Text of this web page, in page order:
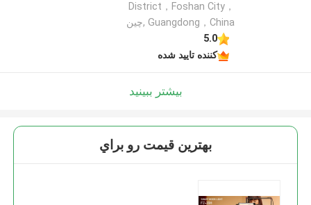
District，Foshan City，
Guangdong，China ,چین
5.0
کننده تایید شده
بیشتر ببینید
بهترين قيمت رو براي